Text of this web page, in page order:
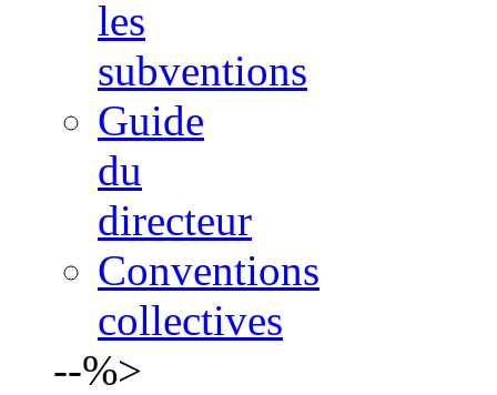
les
subventions
Guide
du
directeur
Conventions
collectives
--%>